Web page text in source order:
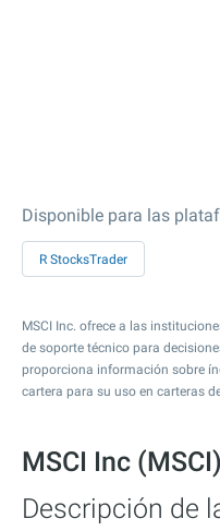
Disponible para las
R StocksTrader
MSCI Inc. ofrece a las
de soporte técnico para
proporciona información sobre
cartera para su uso en carteras
MSCI Inc
Descripción de